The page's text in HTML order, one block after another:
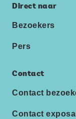
Direct naar
Bezoekers
Pers
Contact
Contact
Contact